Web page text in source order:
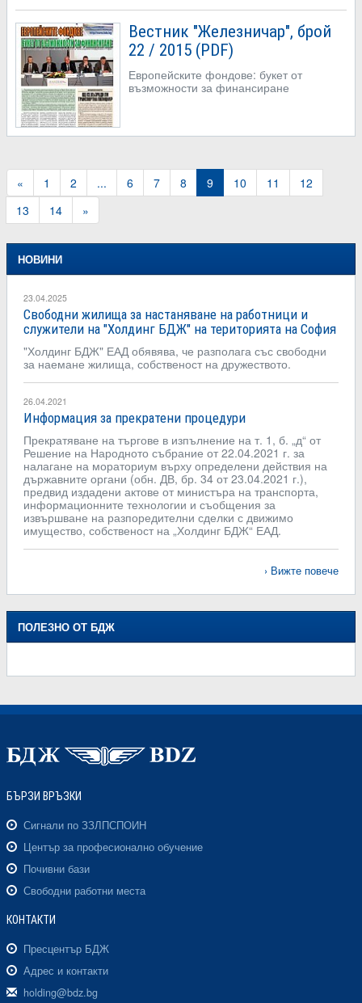
Вестник "Железничар", брой
22 / 2015 (PDF)
Европейските фондове: букет от
възможности за финансиране
« 1 2 ... 6 7 8 9 10 11
12
13
14 »
НОВИНИ
23.04.2025
Свободни жилища за настаняване на работници и
служители на "Холдинг БДЖ" на територията на София
"Холдинг БДЖ" ЕАД обявява, че разполага със свободни
за наемане жилища, собственост на дружеството.
26.04.2021
Информация за прекратени процедури
Прекратяване на търгове в изпълнение на т. 1, б. „д“ от
Решение на Народното събрание от 22.04.2021 г. за
налагане на мораториум върху определени действия на
държавните органи (обн. ДВ, бр. 34 от 23.04.2021 г.),
предвид издадени актове от министъра на транспорта,
информационните технологии и съобщения за
извършване на разпоредителни сделки с движимо
имущество, собственост на „Холдинг БДЖ“ ЕАД.
Вижте повече
ПОЛЕЗНО ОТ БДЖ
БЪРЗИ ВРЪЗКИ
Сигнали по ЗЗЛПСПОИН
Център за професионално обучение
Почивни бази
Свободни работни места
КОНТАКТИ
Пресцентър БДЖ
Адрес и контакти
holding@bdz.bg